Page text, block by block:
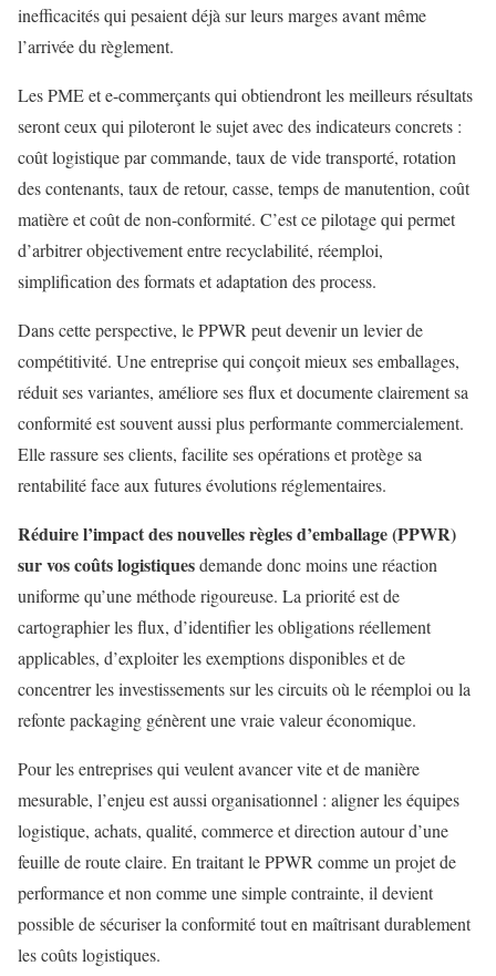
inefficacités qui pesaient déjà sur leurs marges avant même
l’arrivée du règlement.
Les PME et e-commerçants qui obtiendront les meilleurs résultats
seront ceux qui piloteront le sujet avec des indicateurs concrets :
coût logistique par commande, taux de vide transporté, rotation
des contenants, taux de retour, casse, temps de manutention, coût
matière et coût de non-conformité. C’est ce pilotage qui permet
d’arbitrer objectivement entre recyclabilité, réemploi,
simplification des formats et adaptation des process.
Dans cette perspective, le PPWR peut devenir un levier de
compétitivité. Une entreprise qui conçoit mieux ses emballages,
réduit ses variantes, améliore ses flux et documente clairement sa
conformité est souvent aussi plus performante commercialement.
Elle rassure ses clients, facilite ses opérations et protège sa
rentabilité face aux futures évolutions réglementaires.
Réduire l’impact des nouvelles règles d’emballage (PPWR)
sur vos coûts logistiquesdemande donc moins une réaction
uniforme qu’une méthode rigoureuse. La priorité est de
cartographier les flux, d’identifier les obligations réellement
applicables, d’exploiter les exemptions disponibles et de
concentrer les investissements sur les circuits où le réemploi ou la
refonte packaging génèrent une vraie valeur économique.
Pour les entreprises qui veulent avancer vite et de manière
mesurable, l’enjeu est aussi organisationnel : aligner les équipes
logistique, achats, qualité, commerce et direction autour d’une
feuille de route claire. En traitant le PPWR comme un projet de
performance et non comme une simple contrainte, il devient
possible de sécuriser la conformité tout en maîtrisant durablement
les coûts logistiques.